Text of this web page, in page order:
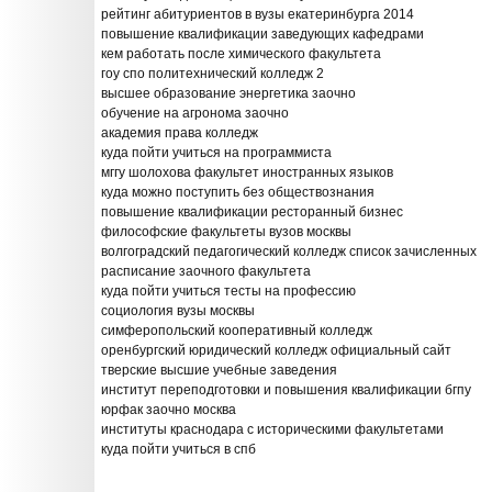
рейтинг абитуриентов в вузы екатеринбурга 2014
повышение квалификации заведующих кафедрами
кем работать после химического факультета
гоу спо политехнический колледж 2
высшее образование энергетика заочно
обучение на агронома заочно
академия права колледж
куда пойти учиться на программиста
мггу шолохова факультет иностранных языков
куда можно поступить без обществознания
повышение квалификации ресторанный бизнес
философские факультеты вузов москвы
волгоградский педагогический колледж список зачисленных
расписание заочного факультета
куда пойти учиться тесты на профессию
социология вузы москвы
симферопольский кооперативный колледж
оренбургский юридический колледж официальный сайт
тверские высшие учебные заведения
институт переподготовки и повышения квалификации бгпу
юрфак заочно москва
институты краснодара с историческими факультетами
куда пойти учиться в спб